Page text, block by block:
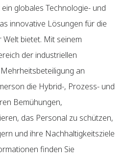
ein globales Technologie- und
innovative Lösungen für die
bietet. Mit seinem
der industriellen
an
die Hybrid-, Prozess- und
Bemühungen,
das Personal zu schützen,
und ihre Nachhaltigkeitsziele
finden Sie